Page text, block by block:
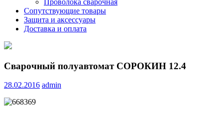
Сопутствующие товары
Защита и аксессуары
Доставка и оплата
Сварочный полуавтомат СОРОКИН 12.4
28.02.2016 admin